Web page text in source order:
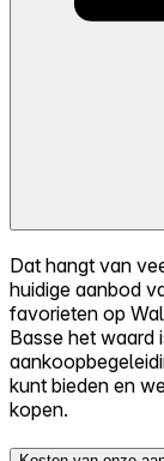
Dat hangt van
huidige aanbod
favorieten op
Basse het waard
kunt bieden en
kopen.